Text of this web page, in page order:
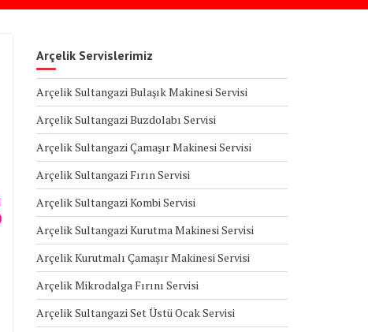
Arçelik Servislerimiz
Arçelik Sultangazi Bulaşık Makinesi Servisi
Arçelik Sultangazi Buzdolabı Servisi
Arçelik Sultangazi Çamaşır Makinesi Servisi
Arçelik Sultangazi Fırın Servisi
Arçelik Sultangazi Kombi Servisi
Arçelik Sultangazi Kurutma Makinesi Servisi
Arçelik Kurutmalı Çamaşır Makinesi Servisi
Arçelik Mikrodalga Fırını Servisi
Arçelik Sultangazi Set Üstü Ocak Servisi